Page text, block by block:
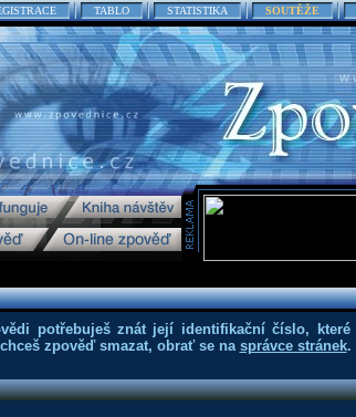
TABLO STATISTIKA SOUTĚŽE
potřebuješ znát její identifikační číslo,
zpověď smazat, obrať se na správce stránek.